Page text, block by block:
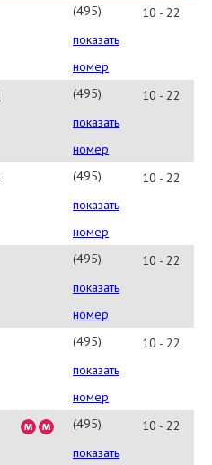
(495)
229-
97-
82
показать
номер
10 - 22
(495)
225-
74-
84
показать
номер
10 - 22
(495)
788-
73-
05
показать
номер
10 - 22
(495)
969-
22-
14
показать
номер
10 - 22
(495)
926-
58-
21
показать
номер
10 - 22
(495)
665-
показать
10 - 22